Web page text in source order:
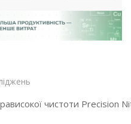
чистоти Precision